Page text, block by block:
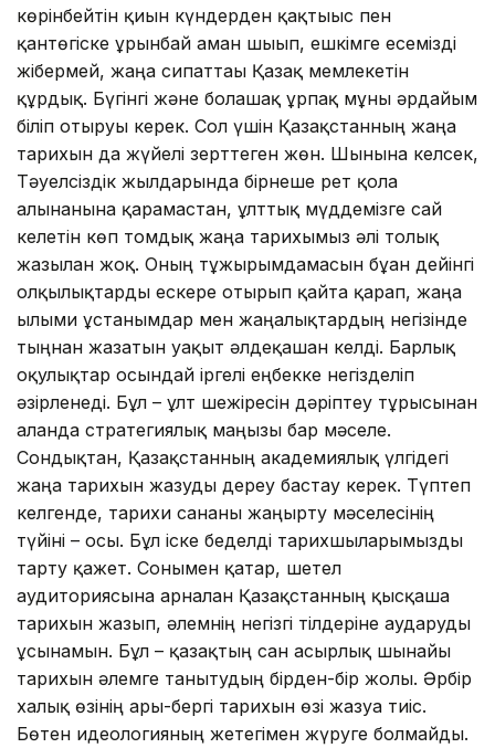
көрінбейтін қиын күндерден қақтығыс пен
қантөгіске ұрынбай аман шығып, ешкімге есемізді
жібермей, жаңа сипаттағы Қазақ мемлекетін
құрдық. Бүгінгі және болашақ ұрпақ мұны әрдайым
біліп отыруы керек. Сол үшін Қазақстанның жаңа
тарихын да жүйелі зерттеген жөн. Шынына келсек,
Тәуелсіздік жылдарында бірнеше рет қолға
алынғанына қарамастан, ұлттық мүддемізге сай
келетін көп томдық жаңа тарихымыз әлі толық
жазылған жоқ. Оның тұжырымдамасын бұған дейінгі
олқылықтарды ескере отырып қайта қарап, жаңа
ғылыми ұстанымдар мен жаңалықтардың негізінде
тыңнан жазатын уақыт әлдеқашан келді. Барлық
оқулықтар осындай іргелі еңбекке негізделіп
әзірленеді. Бұл – ұлт шежіресін дәріптеу тұрғысынан
алғанда стратегиялық маңызы бар мәселе.
Сондықтан, Қазақстанның академиялық үлгідегі
жаңа тарихын жазуды дереу бастау керек. Түптеп
келгенде, тарихи сананы жаңғырту мәселесінің
түйіні – осы. Бұл іске беделді тарихшыларымызды
тарту қажет. Сонымен қатар, шетел
аудиториясына арналған Қазақстанның қысқаша
тарихын жазып, әлемнің негізгі тілдеріне аударуды
ұсынамын. Бұл – қазақтың сан ғасырлық шынайы
тарихын әлемге танытудың бірден-бір жолы. Әрбір
халық өзінің арғы-бергі тарихын өзі жазуға тиіс.
Бөтен идеологияның жетегімен жүруге болмайды.